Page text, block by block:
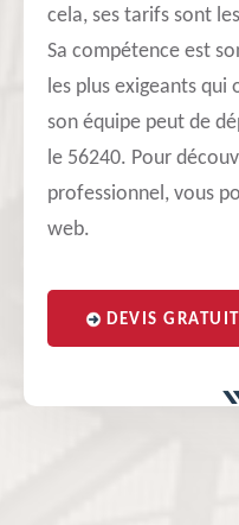
cela, ses tarifs sont
Sa compétence est
les plus exigeants
son équipe peut de
le 56240. Pour
professionnel, vous
web.
DEVIS GRATUIT